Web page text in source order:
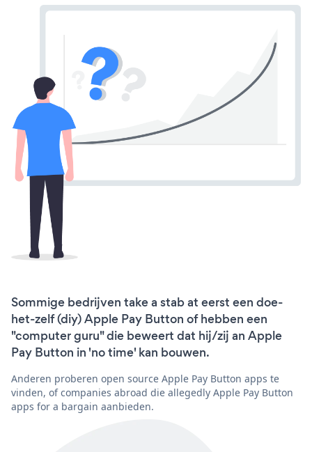
Sommige bedrijven take a stab at eerst een doe-
het-zelf (diy) Apple Pay Button of hebben een
"computer guru" die beweert dat hij/zij an Apple
Pay Button in 'no time' kan bouwen.
Anderen proberen open source Apple Pay Button apps te
vinden, of companies abroad die allegedly Apple Pay Button
apps for a bargain aanbieden.